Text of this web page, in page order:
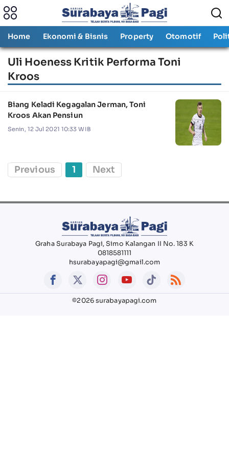
Home Ekonomi & Bisnis Property Otomotif
Uli Hoeness Kritik Performa Toni
Kroos
Biang Keladi Kegagalan Jerman, Toni
Kroos Akan Pensiun
Senin, 12 Jul 2021 10:33 WIB
Previous 1 Next
Graha Surabaya Pagi, Simo Kalangan II No. 183 K
0818581111
hsurabayapagi@gmail.com
©2026 surabayapagi.com